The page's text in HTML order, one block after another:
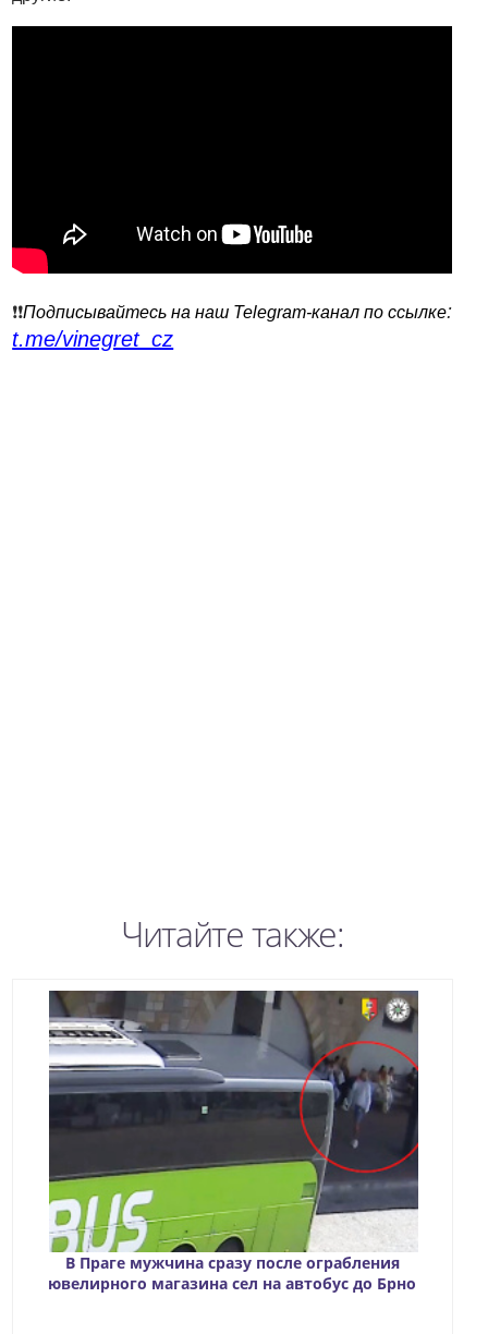
❗️❗️Подписывайтесь на наш Telegram-канал по ссылке:
t.me/vinegret_cz
Читайте также:
В Праге мужчина сразу после ограбления
ювелирного магазина сел на автобус до Брно